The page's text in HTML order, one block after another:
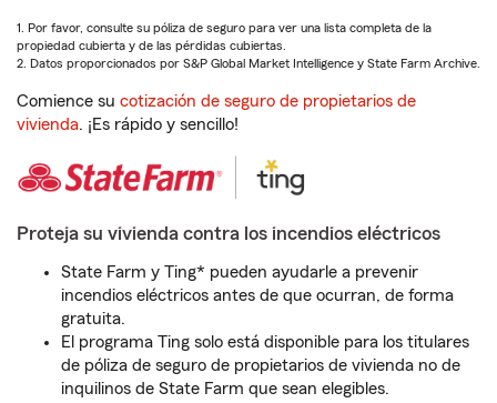
1. Por favor, consulte su póliza de seguro para ver una lista completa de la
propiedad cubierta y de las pérdidas cubiertas.
2. Datos proporcionados por S&P Global Market Intelligence y State Farm Archive.
Comience su cotización de seguro de propietarios de
vivienda. ¡Es rápido y sencillo!
Proteja su vivienda contra los incendios eléctricos
State Farm y Ting* pueden ayudarle a prevenir
incendios eléctricos antes de que ocurran, de forma
gratuita.
El programa Ting solo está disponible para los titulares
de póliza de seguro de propietarios de vivienda no de
inquilinos de State Farm que sean elegibles.